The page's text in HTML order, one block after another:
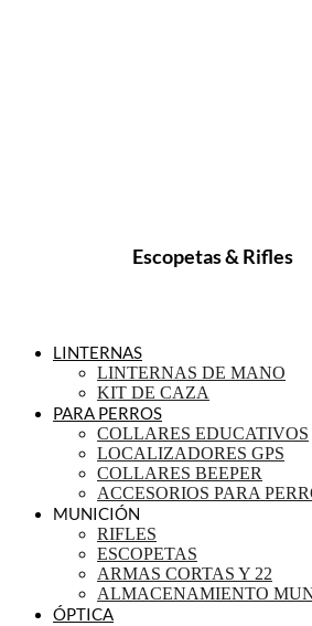
Escopetas & Rifles
LINTERNAS
LINTERNAS DE MANO
KIT DE CAZA
PARA PERROS
COLLARES EDUCATIVOS
LOCALIZADORES GPS
COLLARES BEEPER
ACCESORIOS PARA
MUNICIÓN
RIFLES
ESCOPETAS
ARMAS CORTAS Y 22
ALMACENAMIENTO
ÓPTICA